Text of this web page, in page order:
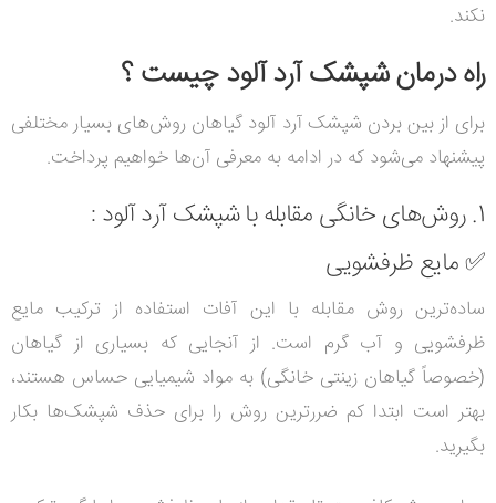
نکند.
راه درمان شپشک آرد آلود چیست ؟
برای از بین بردن شپشک آرد آلود گیاهان روش‌های بسیار مختلفی
پیشنهاد می‌شود که در ادامه به معرفی آن‌ها خواهیم پرداخت.
1. روش‌های خانگی مقابله با شپشک آرد آلود :
✅مایع ظرفشویی
ساده‌ترین روش مقابله با این آفات استفاده از ترکیب مایع
ظرفشویی و آب گرم است. از آنجایی که بسیاری از گیاهان
(خصوصاً گیاهان زینتی خانگی) به مواد شیمیایی حساس هستند،
بهتر است ابتدا کم ضررترین روش را برای حذف شپشک‌ها بکار
بگیرید.